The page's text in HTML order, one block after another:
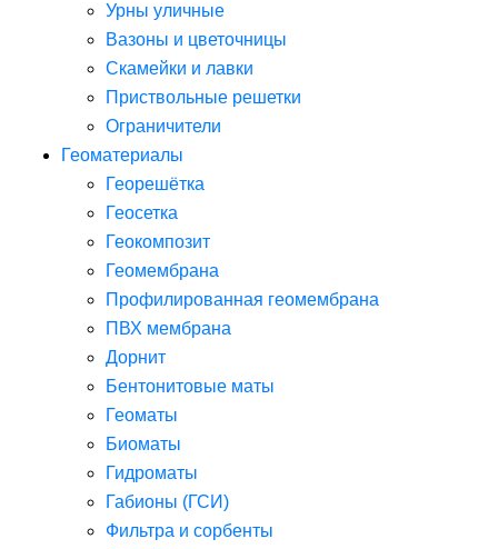
Урны уличные
Вазоны и цветочницы
Скамейки и лавки
Приствольные решетки
Ограничители
Геоматериалы
Георешётка
Геосетка
Геокомпозит
Геомембрана
Профилированная геомембрана
ПВХ мембрана
Дорнит
Бентонитовые маты
Геоматы
Биоматы
Гидроматы
Габионы (ГСИ)
Фильтра и сорбенты